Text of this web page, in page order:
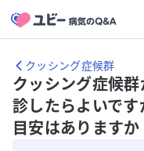
クッシング症候群
クッシング症候
診したらよいで
目安はありますか